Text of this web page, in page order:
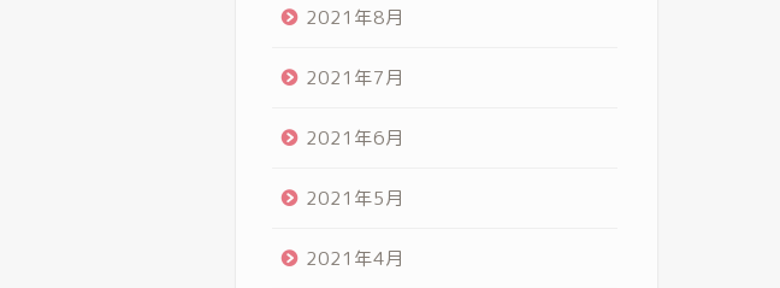
2021年8月
2021年7月
2021年6月
2021年5月
2021年4月